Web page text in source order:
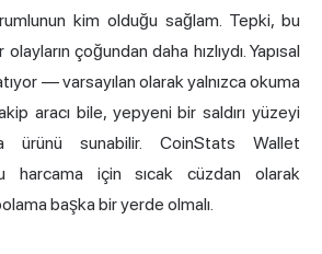
kim olduğu sağlam. Tepki, bu
çoğundan daha hızlıydı. Yapısal
— varsayılan olarak yalnızca okuma
aracı bile, yepyeni bir saldırı yüzeyi
ürünü sunabilir. CoinStats Wallet
harcama için sıcak cüzdan olarak
başka bir yerde olmalı.